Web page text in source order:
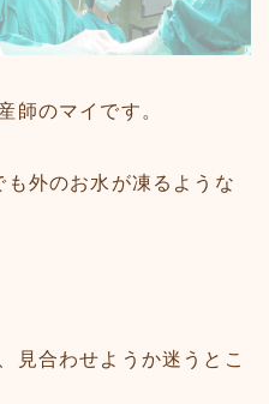
師のマイです。
外のお水が凍るような
見合わせようか迷うとこ